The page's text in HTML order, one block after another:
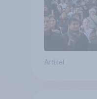
Artikel